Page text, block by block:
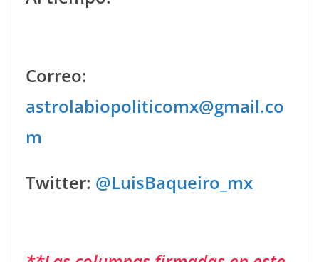
Correo:
astrolabiopoliticomx@gmail.co
m
Twitter: @LuisBaqueiro_mx